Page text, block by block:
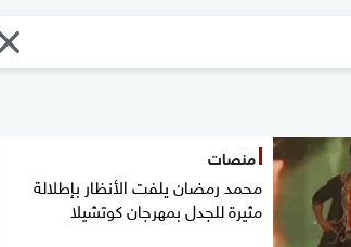
منصات
محمد رمضان يلفت الأنظار بإطلالة
مثيرة للجدل بمهرجان كوتشيلا